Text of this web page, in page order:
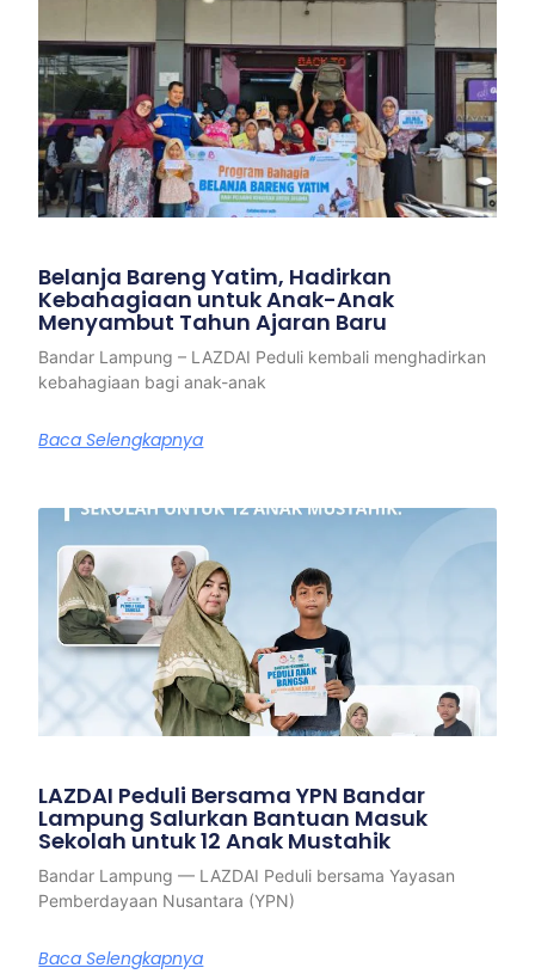
Belanja Bareng Yatim, Hadirkan
Kebahagiaan untuk Anak-Anak
Menyambut Tahun Ajaran Baru
Bandar Lampung – LAZDAI Peduli kembali menghadirkan
kebahagiaan bagi anak-anak
Baca Selengkapnya
LAZDAI Peduli Bersama YPN Bandar
Lampung Salurkan Bantuan Masuk
Sekolah untuk 12 Anak Mustahik
Bandar Lampung — LAZDAI Peduli bersama Yayasan
Pemberdayaan Nusantara (YPN)
Baca Selengkapnya